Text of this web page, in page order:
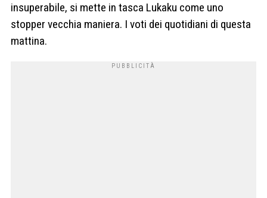
insuperabile, si mette in tasca Lukaku come uno
stopper vecchia maniera. I voti dei quotidiani di questa
mattina.